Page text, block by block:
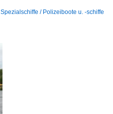
Spezialschiffe / Polizeiboote u. -schiffe